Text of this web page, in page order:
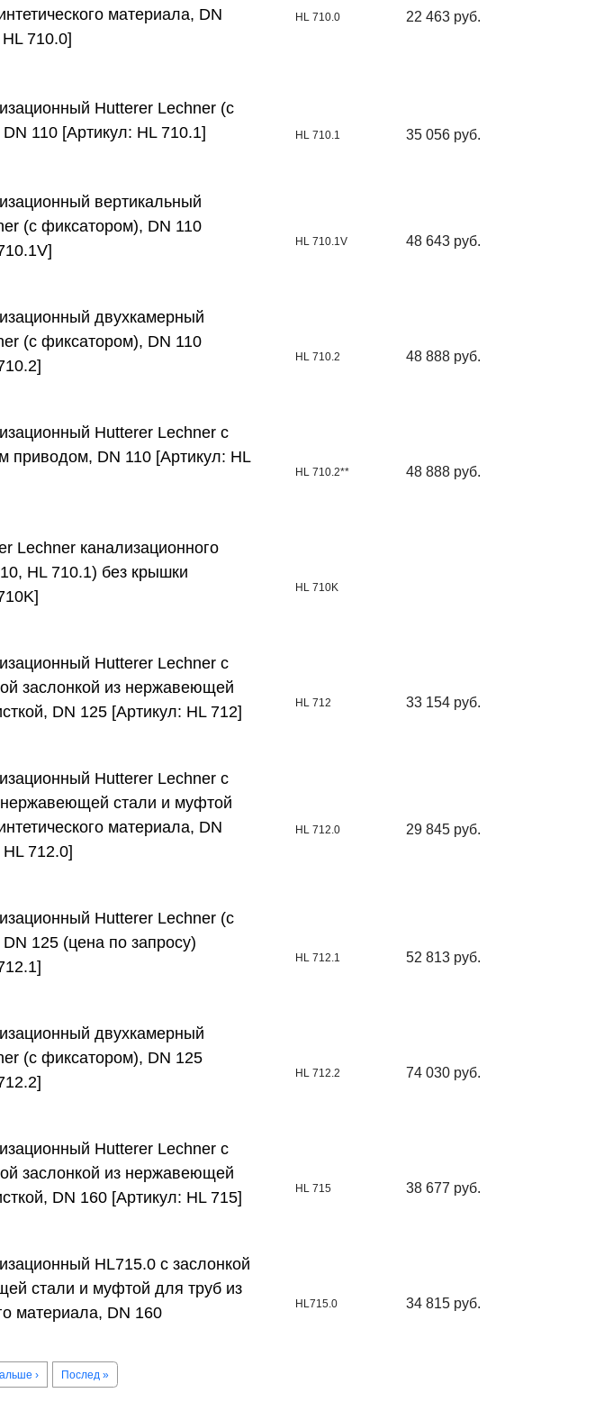
материала, DN
710.0]
HL 710.0 22 463 руб.
Hutterer Lechner (с
110 [Артикул: HL 710.1]
HL 710.1 35 056 руб.
вертикальный
(с фиксатором), DN 110
HL 710.1V 48 643 руб.
двухкамерный
(с фиксатором), DN 110
HL 710.2 48 888 руб.
Hutterer Lechner с
приводом, DN 110 [Артикул: HL
HL 710.2** 48 888 руб.
Lechner канализационного
HL 710.1) без крышки
HL 710K
Hutterer Lechner с
заслонкой из нержавеющей
DN 125 [Артикул: HL 712]
HL 712 33 154 руб.
Hutterer Lechner с
нержавеющей стали и муфтой
материала, DN
712.0]
HL 712.0 29 845 руб.
Hutterer Lechner (с
125 (цена по запросу)
HL 712.1 52 813 руб.
двухкамерный
(с фиксатором), DN 125
HL 712.2 74 030 руб.
Hutterer Lechner с
заслонкой из нержавеющей
DN 160 [Артикул: HL 715]
HL 715 38 677 руб.
HL715.0 с заслонкой
стали и муфтой для труб из
материала, DN 160
HL715.0 34 815 руб.
› Послед »